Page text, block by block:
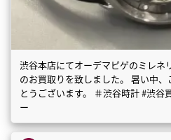
渋谷本店にてオーデマピゲのミレ
のお買取りを致しました。 暑い中
とうございます。 ＃渋谷時計 #渋谷
ー